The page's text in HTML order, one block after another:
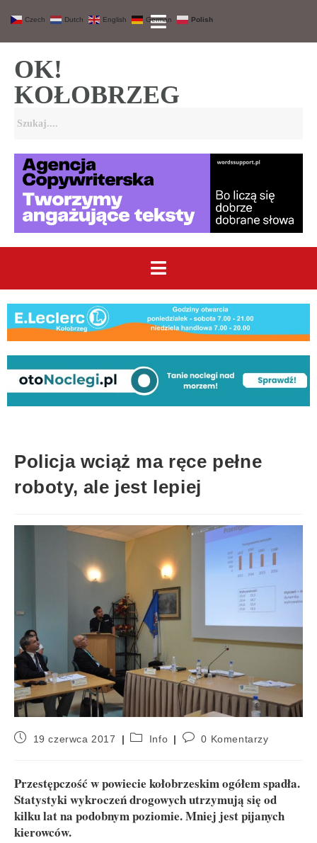
OK!
KOŁOBRZEG
Policja wciąż ma ręce pełne
roboty, ale jest lepiej
19 czerwca 2017 Info 0 Komentarzy
Przestępczość w powiecie kołobrzeskim ogółem spadła.
Statystyki wykroczeń drogowych utrzymują się od
kilku lat na podobnym poziomie. Mniej jest pijanych
kierowców.
Czech Dutch English German Polish